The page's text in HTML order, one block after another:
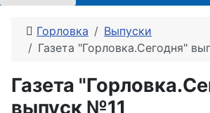
Горловка
Выпуски
Газета "Горловка.Сегодня"
Газета
выпуск №11